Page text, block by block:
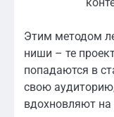
Этим методом
ниши – те
попадаются в
свою
вдохновляют на